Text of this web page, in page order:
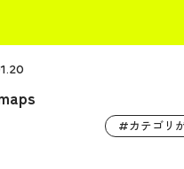
#カテゴリ